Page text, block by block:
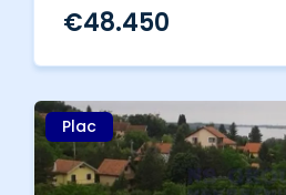
€48.450
Plac